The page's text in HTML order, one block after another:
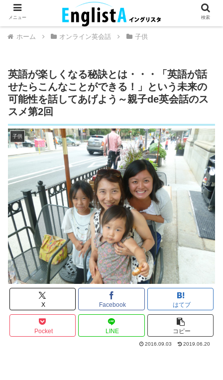
英語が話せるとちょっとハッピー。
ホーム オンライン英会話 子供
英語が楽しくなる秘訣とは・・・「英語が話
せたらこんなことができる！」という未来の
可能性を話してあげよう～親子de英会話のス
スメ第2回
子供
X Facebook はてブ
Pocket LINE コピー
2016.09.03 2019.06.20
メニュー 検索